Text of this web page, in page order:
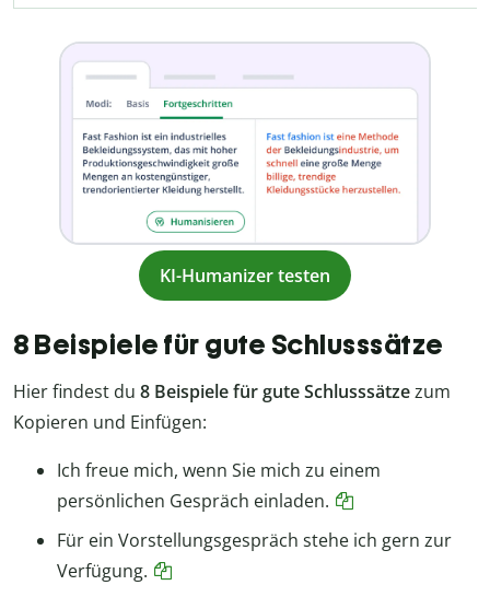
KI-Humanizer testen
8 Beispiele für gute Schlusssätze
Hier findest du 8 Beispiele für gute Schlusssätzezum
Kopieren und Einfügen:
Ich freue mich, wenn Sie mich zu einem
persönlichen Gespräch einladen.
Für ein Vorstellungsgespräch stehe ich gern zur
Verfügung.